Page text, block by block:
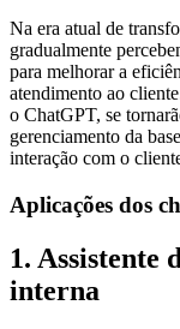
Na era atual de
gradualmente
para melhorar a
atendimento ao
o ChatGPT, se
gerenciamento da
interação com o
Aplicações dos
1. Assistente
interna